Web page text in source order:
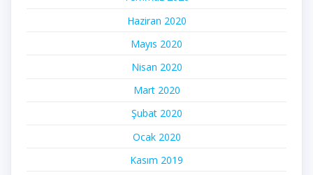
Haziran 2020
Mayıs 2020
Nisan 2020
Mart 2020
Şubat 2020
Ocak 2020
Kasım 2019